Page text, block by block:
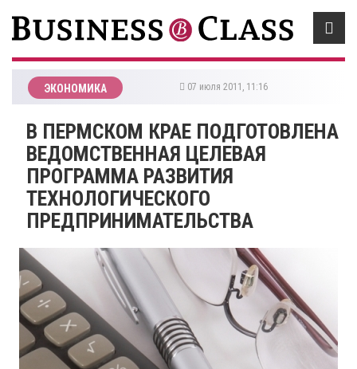
ЭКОНОМИКА 07 июля 2011, 11:16
В ПЕРМСКОМ КРАЕ ПОДГОТОВЛЕНА
ВЕДОМСТВЕННАЯ ЦЕЛЕВАЯ
ПРОГРАММА РАЗВИТИЯ
ТЕХНОЛОГИЧЕСКОГО
ПРЕДПРИНИМАТЕЛЬСТВА